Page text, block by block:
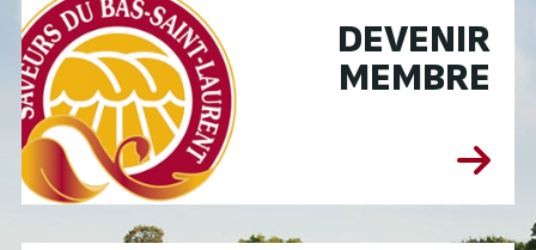
DEVENIR
MEMBRE